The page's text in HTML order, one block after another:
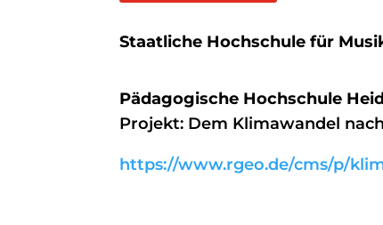
Staatliche Hochschule für
Pädagogische Hochschule
Projekt: Dem Klimawandel
https://www.rgeo.de/cms/p/